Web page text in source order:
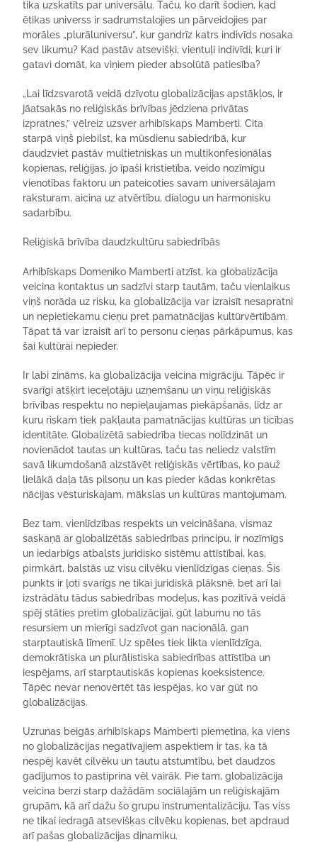
tika uzskatīts par universālu. Taču, ko darīt šodien, kad
ētikas universs ir sadrumstalojies un pārveidojies par
morāles „plurāluniversu”, kur gandrīz katrs indivīds nosaka
sev likumu? Kad pastāv atsevišķi, vientuļi indivīdi, kuri ir
gatavi domāt, ka viņiem pieder absolūtā patiesība?
„Lai līdzsvarotā veidā dzīvotu globalizācijas apstākļos, ir
jāatsakās no reliģiskās brīvības jēdziena privātas
izpratnes,” vēlreiz uzsver arhibīskaps Mamberti. Cita
starpā viņš piebilst, ka mūsdienu sabiedrībā, kur
daudzviet pastāv multietniskas un multikonfesionālas
kopienas, reliģijas, jo īpaši kristietība, veido nozīmīgu
vienotības faktoru un pateicoties savam universālajam
raksturam, aicina uz atvērtību, dialogu un harmonisku
sadarbību.
Reliģiskā brīvība daudzkultūru sabiedrībās
Arhibīskaps Domeniko Mamberti atzīst, ka globalizācija
veicina kontaktus un sadzīvi starp tautām, taču vienlaikus
viņš norāda uz risku, ka globalizācija var izraisīt nesapratni
un nepietiekamu cieņu pret pamatnācijas kultūrvērtībām.
Tāpat tā var izraisīt arī to personu cieņas pārkāpumus, kas
šai kultūrai nepieder.
Ir labi zināms, ka globalizācija veicina migrāciju. Tāpēc ir
svarīgi atšķirt ieceļotāju uzņemšanu un viņu reliģiskās
brīvības respektu no nepieļaujamas piekāpšanās, līdz ar
kuru riskam tiek pakļauta pamatnācijas kultūras un ticības
identitāte. Globalizētā sabiedrība tiecas nolīdzināt un
novienādot tautas un kultūras, taču tas neliedz valstīm
savā likumdošanā aizstāvēt reliģiskās vērtības, ko pauž
lielākā daļa tās pilsoņu un kas pieder kādas konkrētas
nācijas vēsturiskajam, mākslas un kultūras mantojumam.
Bez tam, vienlīdzības respekts un veicināšana, vismaz
saskaņā ar globalizētās sabiedrības principu, ir nozīmīgs
un iedarbīgs atbalsts juridisko sistēmu attīstībai, kas,
pirmkārt, balstās uz visu cilvēku vienlīdzīgas cieņas. Šis
punkts ir ļoti svarīgs ne tikai juridiskā plāksnē, bet arī lai
izstrādātu tādus sabiedrības modeļus, kas pozitīvā veidā
spēj stāties pretim globalizācijai, gūt labumu no tās
resursiem un mierīgi sadzīvot gan nacionālā, gan
starptautiskā līmenī. Uz spēles tiek likta vienlīdzīga,
demokrātiska un plurālistiska sabiedrības attīstība un
iespējams, arī starptautiskās kopienas koeksistence.
Tāpēc nevar nenovērtēt tās iespējas, ko var gūt no
globalizācijas.
Uzrunas beigās arhibīskaps Mamberti piemetina, ka viens
no globalizācijas negatīvajiem aspektiem ir tas, ka tā
nespēj kavēt cilvēku un tautu atstumtību, bet daudzos
gadījumos to pastiprina vēl vairāk. Pie tam, globalizācija
veicina berzi starp dažādām sociālajām un reliģiskajām
grupām, kā arī dažu šo grupu instrumentalizāciju. Tas viss
ne tikai iedragā atsevišķas cilvēku kopienas, bet apdraud
arī pašas globalizācijas dinamiku.